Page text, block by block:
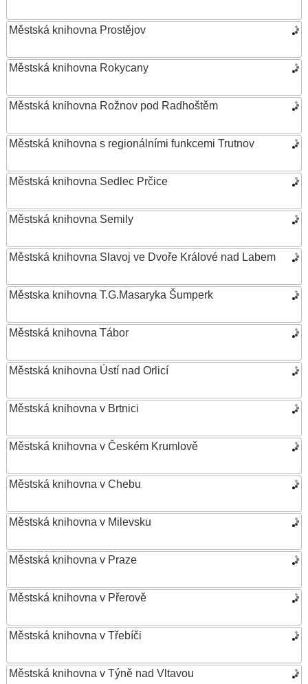
Městská knihovna Prostějov
Městská knihovna Rokycany
Městská knihovna Rožnov pod Radhoštěm
Městská knihovna s regionálními funkcemi Trutnov
Městská knihovna Sedlec Prčice
Městská knihovna Semily
Městská knihovna Slavoj ve Dvoře Králové nad Labem
Městska knihovna T.G.Masaryka Šumperk
Městská knihovna Tábor
Městská knihovna Ústí nad Orlicí
Městská knihovna v Brtnici
Městská knihovna v Českém Krumlově
Městská knihovna v Chebu
Městská knihovna v Milevsku
Městská knihovna v Praze
Městská knihovna v Přerově
Městská knihovna v Třebíči
Městská knihovna v Týně nad Vltavou